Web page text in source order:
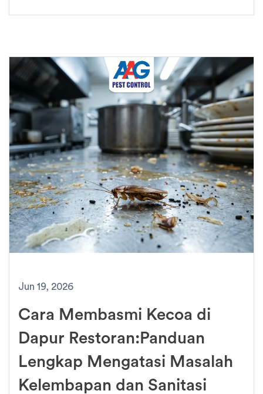
Jun 19, 2026
Cara Membasmi Kecoa di
Dapur Restoran:Panduan
Lengkap Mengatasi Masalah
Kelembapan dan Sanitasi